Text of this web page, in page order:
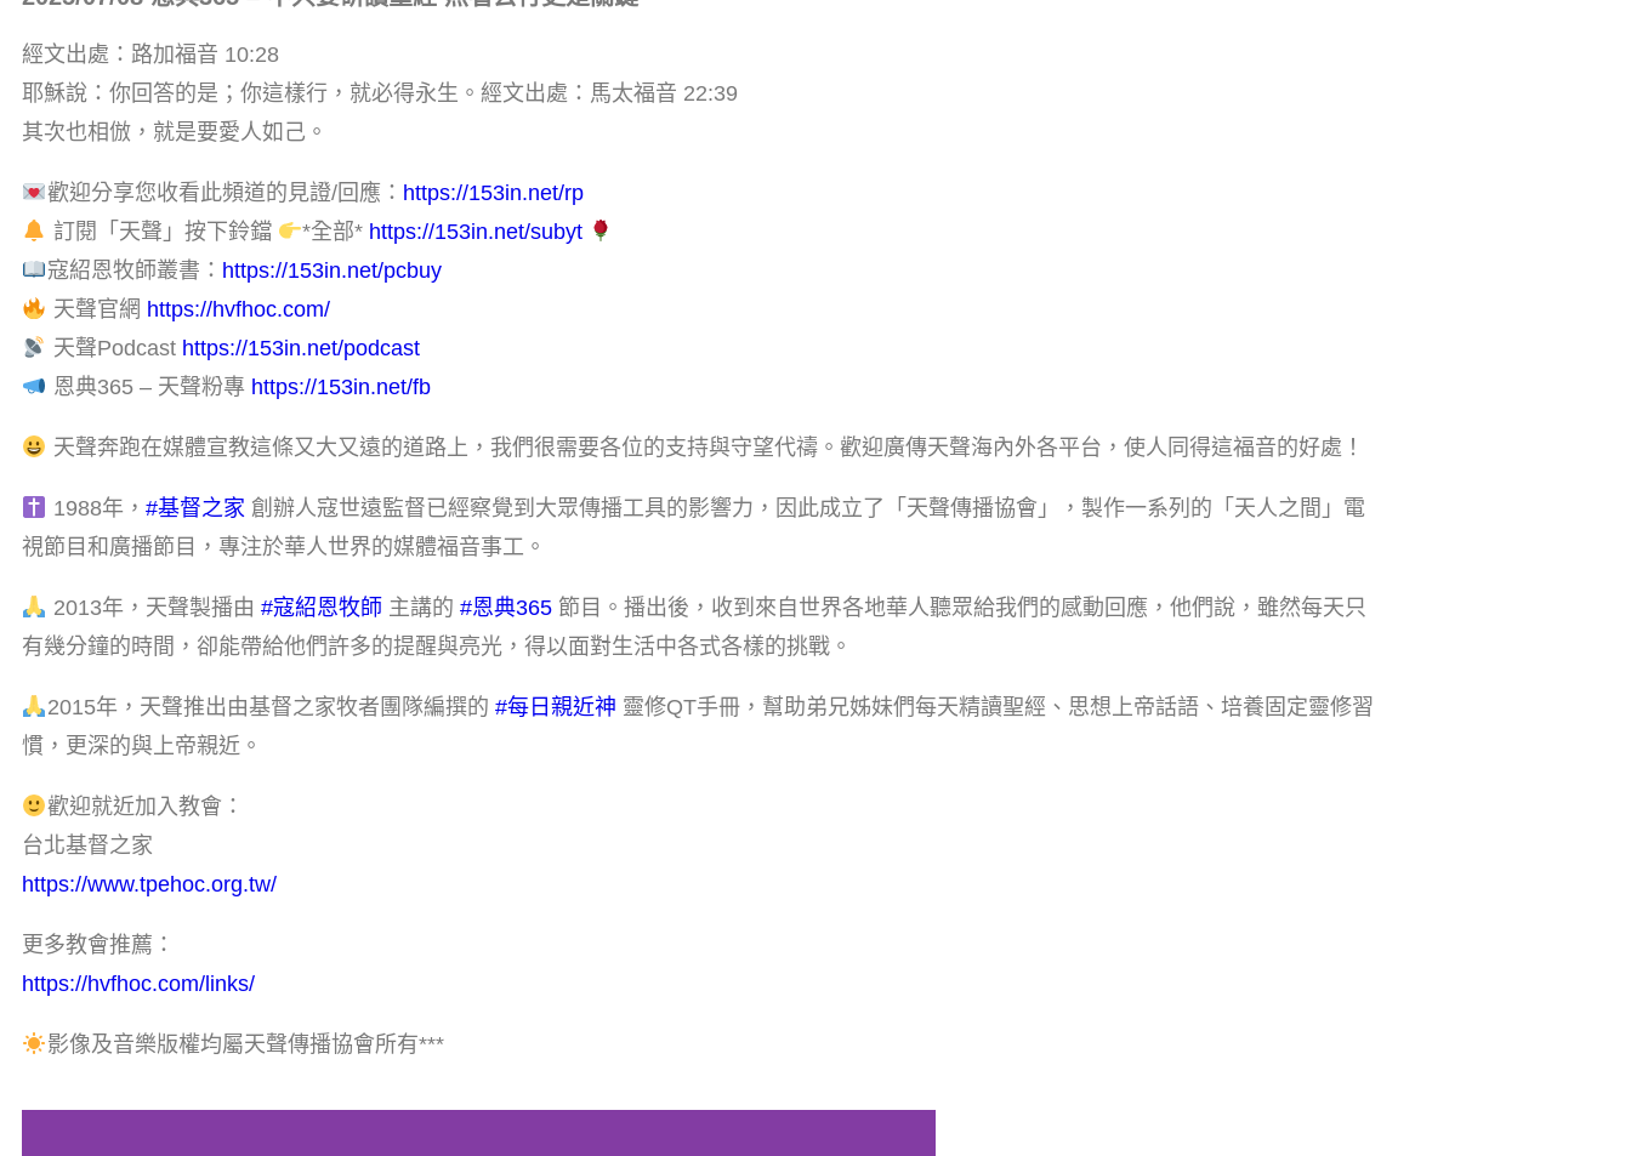
經文出處：路加福音 10:28
耶穌說：你回答的是；你這樣行，就必得永生。經文出處：馬太福音 22:39
其次也相倣，就是要愛人如己。
歡迎分享您收看此頻道的見證/回應： https://153in.net/rp
訂閱「天聲」按下鈴鐺
*全部* https://153in.net/subyt
寇紹恩牧師叢書： https://153in.net/pcbuy
天聲官網 https://hvfhoc.com/
天聲Podcast https://153in.net/podcast
恩典365 – 天聲粉專 https://153in.net/fb
天聲奔跑在媒體宣教這條又大又遠的道路上，我們很需要各位的支持與守望代禱。歡迎廣傳天聲海內外各平台，使人同得這福音的好處！
1988年， #基督之家 創辦人寇世遠監督已經察覺到大眾傳播工具的影響力，因此成立了「天聲傳播協會」，製作一系列的「天人之間」電
視節目和廣播節目，專注於華人世界的媒體福音事工。
2013年，天聲製播由 #寇紹恩牧師 主講的 #恩典365節目。播出後，收到來自世界各地華人聽眾給我們的感動回應，他們說，雖然每天只
有幾分鐘的時間，卻能帶給他們許多的提醒與亮光，得以面對生活中各式各樣的挑戰。
2015年，天聲推出由基督之家牧者團隊編撰的 #每日親近神 靈修QT手冊，幫助弟兄姊妹們每天精讀聖經、思想上帝話語、培養固定靈修習
慣，更深的與上帝親近。
歡迎就近加入教會：
台北基督之家
https://www.tpehoc.org.tw/
更多教會推薦：
https://hvfhoc.com/links/
影像及音樂版權均屬天聲傳播協會所有***